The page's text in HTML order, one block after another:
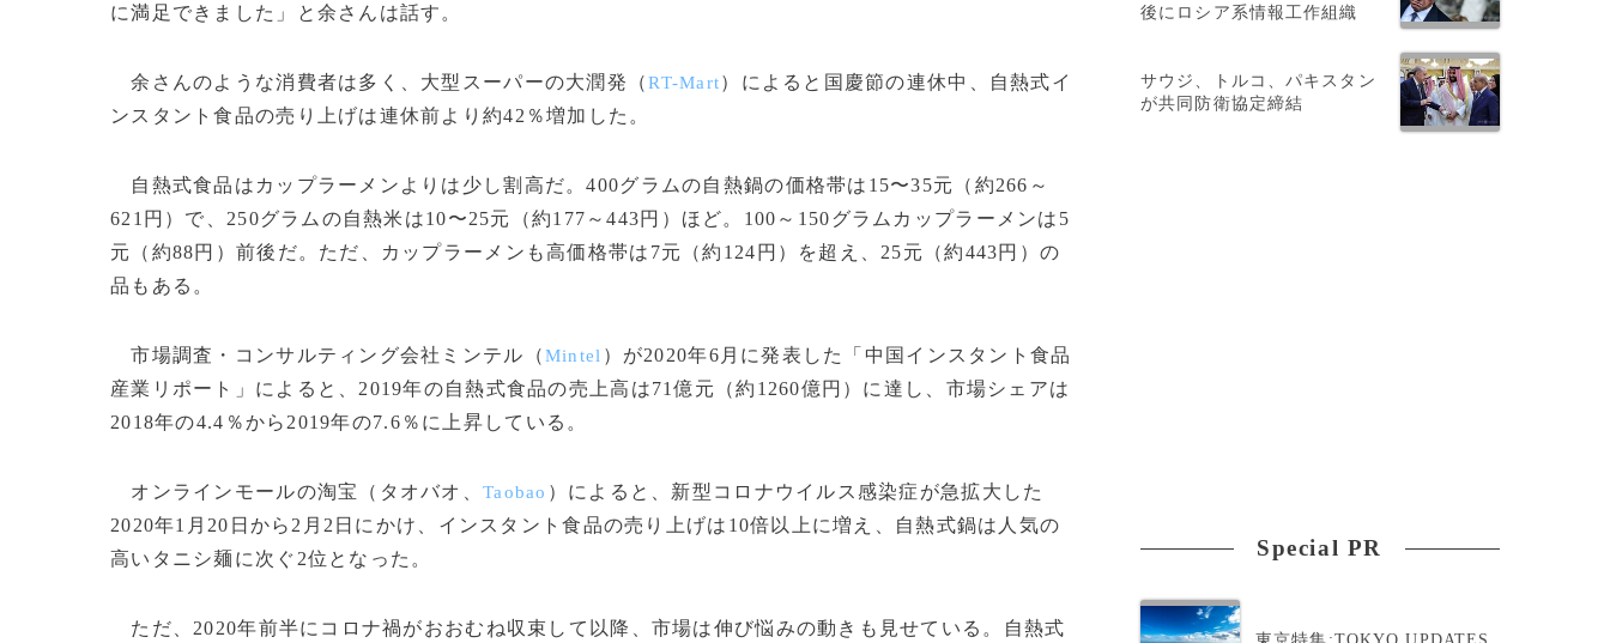
に満足できました」と余さんは話す。
余さんのような消費者は多く、大型スーパーの大潤発（RT-Mart）によると国慶節の連休中、自熱式イ
ンスタント食品の売り上げは連休前より約42％増加した。
自熱式食品はカップラーメンよりは少し割高だ。400グラムの自熱鍋の価格帯は15〜35元（約266～
621円）で、250グラムの自熱米は10〜25元（約177～443円）ほど。100～150グラムカップラーメンは5
元（約88円）前後だ。ただ、カップラーメンも高価格帯は7元（約124円）を超え、25元（約443円）の
品もある。
市場調査・コンサルティング会社ミンテル（Mintel ）が2020年6月に発表した「中国インスタント食品
産業リポート」によると、2019年の自熱式食品の売上高は71億元（約1260億円）に達し、市場シェアは
2018年の4.4％から2019年の7.6％に上昇している。
オンラインモールの淘宝（タオバオ、Taobao ）によると、新型コロナウイルス感染症が急拡大した
2020年1月20日から2月2日にかけ、インスタント食品の売り上げは10倍以上に増え、自熱式鍋は人気の
高いタニシ麺に次ぐ2位となった。
ただ、2020年前半にコロナ禍がおおむね収束して以降、市場は伸び悩みの動きも見せている。自熱式
後にロシア系情報工作組織
サウジ、トルコ、パキスタン
が共同防衛協定締結
Special PR
東京特集:TOKYO UPDATES